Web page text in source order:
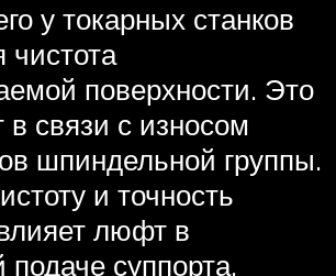
у токарных станков
чистота
поверхности. Это
в связи с износом
шпиндельной группы.
и точность
люфт в
подаче суппорта.